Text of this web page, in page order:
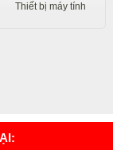
Thiết bị máy tính